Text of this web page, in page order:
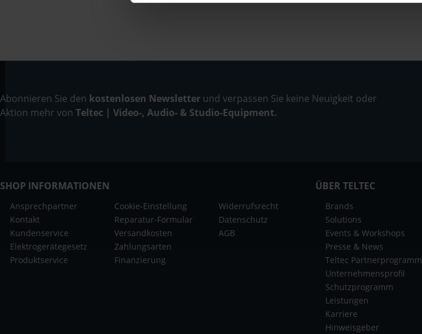
Abonnieren Sie den kostenlosen Newsletter und verpassen Sie keine Neuigkeit oder
Aktion mehr von Teltec | Video-, Audio- & Studio-Equipment.
SHOP INFORMATIONEN
Ansprechpartner
Kontakt
Kundenservice
Elektrogerätegesetz
Produktservice
Cookie-Einstellung
Reparatur-Formular
Versandkosten
Zahlungsarten
Finanzierung
Widerrufsrecht
Datenschutz
AGB
ÜBER TELTEC
Brands
Solutions
Events & Workshops
Presse & News
Teltec Partnerprogramm
Unternehmensprofil
Schutzprogramm
Leistungen
Karriere
Hinweisgeber